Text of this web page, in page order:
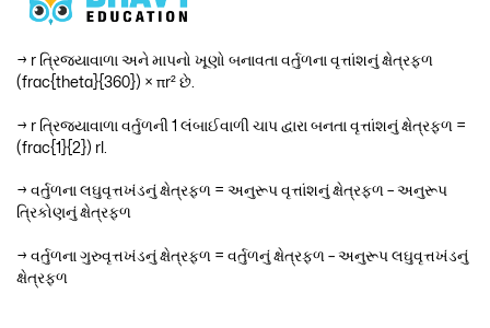
→ r ત્રિજ્યાવાળા અને માપનો ખૂણો બનાવતા વર્તુળના વૃત્તાંશનું ક્ષેત્રફળ
(frac{theta}{360}) × πr² છે.
→ r ત્રિજ્યાવાળા વર્તુળની 1 લંબાઈવાળી ચાપ દ્વારા બનતા વૃત્તાંશનું ક્ષેત્રફળ =
(frac{1}{2}) rl.
→ વર્તુળના લઘુવૃત્તખંડનું ક્ષેત્રફળ = અનુરૂપ વૃત્તાંશનું ક્ષેત્રફળ – અનુરૂપ
ત્રિકોણનું ક્ષેત્રફળ
→ વર્તુળના ગુરુવૃત્તખંડનું ક્ષેત્રફળ = વર્તુળનું ક્ષેત્રફળ – અનુરૂપ લઘુવૃત્તખંડનું
ક્ષેત્રફળ